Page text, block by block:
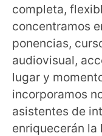
completa,
concentramos
ponencias,
audiovisual,
lugar y
incorporamos
asistentes de
enriquecerán